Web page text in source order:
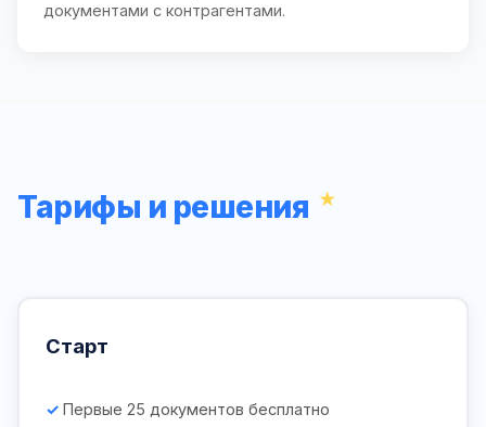
документами с контрагентами.
Тарифы и решения
Старт
Первые 25 документов бесплатно